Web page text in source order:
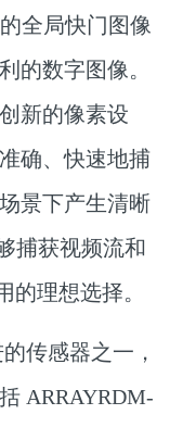
全局快门图像
的数字图像。
新的像素设
确、快速地捕
景下产生清晰
捕获视频流和
的理想选择。
传感器之一，
ARRAYRDM-